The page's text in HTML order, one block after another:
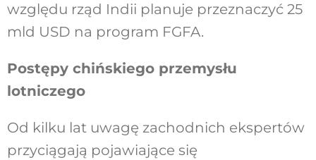
względu rząd Indii planuje przeznaczyć 25
mld USD na program FGFA.
Postępy chińskiego przemysłu
lotniczego
Od kilku lat uwagę zachodnich ekspertów
przyciągają pojawiające się